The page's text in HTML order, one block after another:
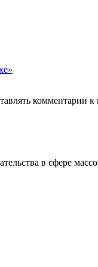
комментарии к
в сфере